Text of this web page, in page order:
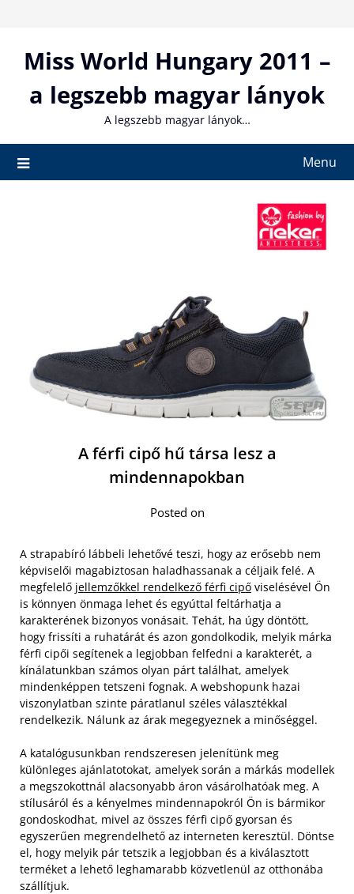
contentMiss World Hungary 2011 –
a legszebb magyar lányok
A legszebb magyar lányok…
Menu
A férfi cipő hű társa lesz a
mindennapokban
Posted on
A strapabíró lábbeli lehetővé teszi, hogy az erősebb nem
képviselői magabiztosan haladhassanak a céljaik felé. A
megfelelő jellemzőkkel rendelkező férfi cipő viselésével Ön
is könnyen önmaga lehet és egyúttal feltárhatja a
karakterének bizonyos vonásait. Tehát, ha úgy döntött,
hogy frissíti a ruhatárát és azon gondolkodik, melyik márka
férfi cipői segítenek a legjobban felfedni a karakterét, a
kínálatunkban számos olyan párt találhat, amelyek
mindenképpen tetszeni fognak. A webshopunk hazai
viszonylatban szinte páratlanul széles választékkal
rendelkezik. Nálunk az árak megegyeznek a minőséggel.
A katalógusunkban rendszeresen jelenítünk meg
különleges ajánlatotokat, amelyek során a márkás modellek
a megszokottnál alacsonyabb áron vásárolhatóak meg. A
stílusáról és a kényelmes mindennapokról Ön is bármikor
gondoskodhat, mivel az összes férfi cipő gyorsan és
egyszerűen megrendelhető az interneten keresztül. Döntse
el, hogy melyik pár tetszik a legjobban és a kiválasztott
terméket a lehető leghamarabb közvetlenül az otthonába
szállítjuk.